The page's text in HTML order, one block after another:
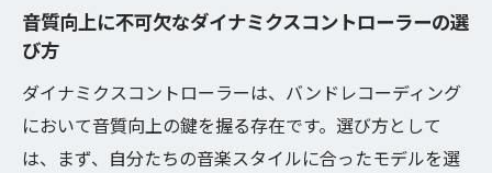
バンドレコーディングにおけるダイナミクスコ
初心者でも使いやすいダイナミクスコント
ローラーのポイント
プロのエンジニアが教えるダイナミクス調
音質向上に不可欠なダイナミクスコントローラーの選
び方
ダイナミクスコントローラーは、バンドレコーディング
において音質向上の鍵を握る存在です。選び方として
は、まず、自分たちの音楽スタイルに合ったモデルを選